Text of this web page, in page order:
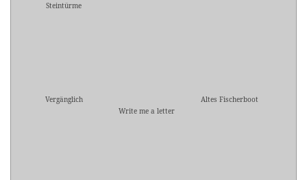
Steintürme
Vergänglich
Write me a letter
Altes Fischerboot